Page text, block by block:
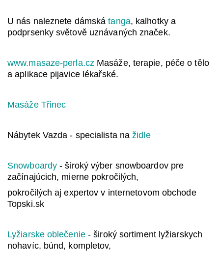
U nás naleznete dámskátanga, kalhotky a
podprsenky světově uznávaných značek.
www.masaze-perla.czMasáže, terapie, péče o tělo
a aplikace pijavice lékařské.
Masáže Třinec
Nábytek Vazda - specialista nažidle
Snowboardy - široký výber snowboardov pre
začínajúcich, mierne pokročilých,
pokročilých aj expertov v internetovom obchode
Topski.sk
Lyžiarske oblečenie- široký sortiment lyžiarskych
nohavíc, búnd, kompletov,